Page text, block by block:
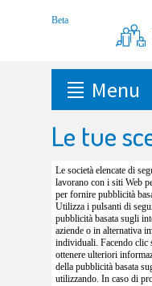
Menu
Le tue
Le società elencate di
lavorano con i siti Web
per fornire pubblicità
Utilizza i pulsanti di
pubblicità basata sugli
aziende o in alternativa
individuali. Facendo clic
ottenere ulteriori
della pubblicità basata
utilizzando. In caso di